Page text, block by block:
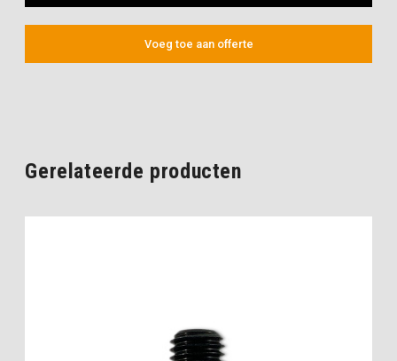
Voeg toe aan offerte
Gerelateerde producten